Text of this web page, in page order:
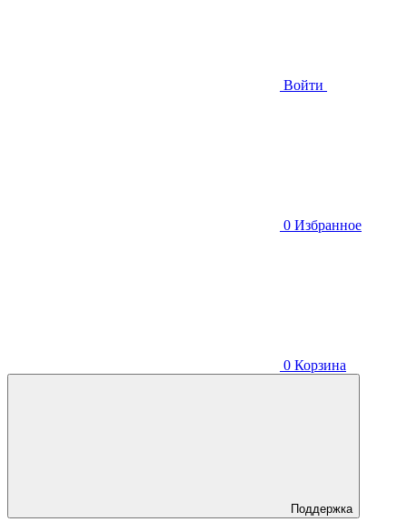
Войти
0 Избранное
0 Корзина
Поддержка